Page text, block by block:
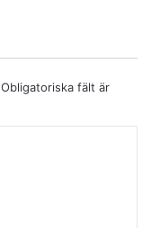
Obligatoriska fält är